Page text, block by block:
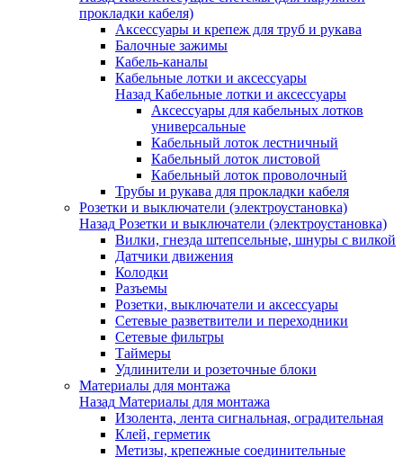
прокладки кабеля)
Аксессуары и крепеж для труб и рукава
Балочные зажимы
Кабель-каналы
Кабельные лотки и аксессуары
Назад Кабельные лотки и аксессуары
Аксессуары для кабельных лотков
универсальные
Кабельный лоток лестничный
Кабельный лоток листовой
Кабельный лоток проволочный
Трубы и рукава для прокладки кабеля
Розетки и выключатели (электроустановка)
Назад Розетки и выключатели (электроустановка)
Вилки, гнезда штепсельные, шнуры с вилкой
Датчики движения
Колодки
Разъемы
Розетки, выключатели и аксессуары
Сетевые разветвители и переходники
Сетевые фильтры
Таймеры
Удлинители и розеточные блоки
Материалы для монтажа
Назад Материалы для монтажа
Изолента, лента сигнальная, оградительная
Клей, герметик
Метизы, крепежные соединительные